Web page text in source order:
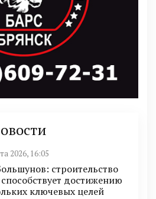
2026, 16:05
строительство
достижению
ключевых целей